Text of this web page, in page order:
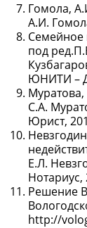
Гомола,
А.И.
Семейное
под
ЮНИТИ –
С.А.
Юрист,
Е.Л.
Решение
http://